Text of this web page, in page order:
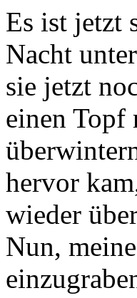
Es ist jetzt
Nacht
sie jetzt
einen Topf
hervor
wieder
Nun,